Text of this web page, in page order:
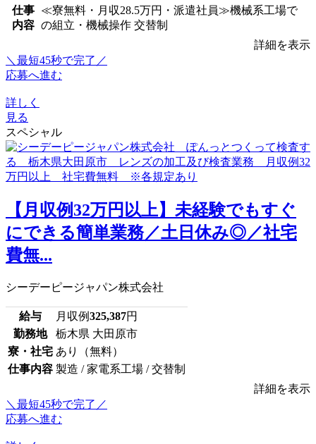
仕事
内容
≪寮無料・月収28.5万円・派遣社員≫機械系工場で
の組立・機械操作 交替制
詳細を表示
＼最短45秒で完了／
応募へ進む
詳しく
見る
スペシャル
【月収例32万円以上】未経験でもすぐ
にできる簡単業務／土日休み◎／社宅
費無...
シーデーピージャパン株式会社
給与 月収例325,387円
勤務地
栃木県 大田原市
寮・社宅 あり（無料）
仕事内容 製造 / 家電系工場 / 交替制
詳細を表示
＼最短45秒で完了／
応募へ進む